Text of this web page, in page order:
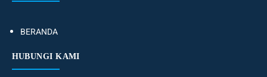
BERANDA
HUBUNGI KAMI